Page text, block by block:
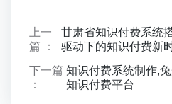
上一
篇 ：
甘肃省知识付费系统
驱动下的知识付费新
下一篇
：
知识付费系统制作,
知识付费平台